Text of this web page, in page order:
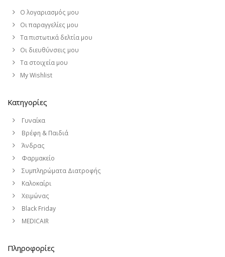
Ο λογαριασμός μου
Οι παραγγελίες μου
Τα πιστωτικά δελτία μου
Οι διευθύνσεις μου
Τα στοιχεία μου
My Wishlist
Κατηγορίες
Γυναίκα
Βρέφη & Παιδιά
Άνδρας
Φαρμακείο
Συμπληρώματα Διατροφής
Καλοκαίρι
Χειμώνας
Black Friday
MEDICAIR
Πληροφορίες